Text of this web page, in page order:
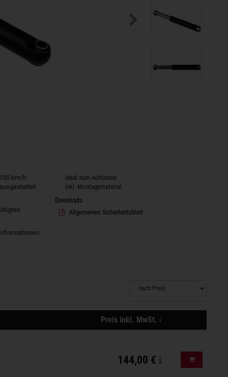
km/h
ideal zum Aufrüsten
inkl. Montagematerial
Downloads:
Allgemeines Sicherheitsblatt
Preis inkl. MwSt.
Versandkosten,
Versand
Aktionen
144,00 €